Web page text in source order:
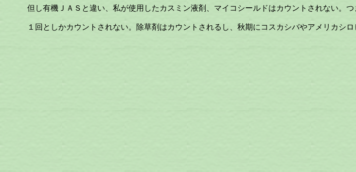
但し有機ＪＡＳと違い、私が使用したカスミン液剤、マイコシールドはカウントされない。つ
１回としかカウントされない。除草剤はカウントされるし、秋期にコスカシバやアメリカシロ